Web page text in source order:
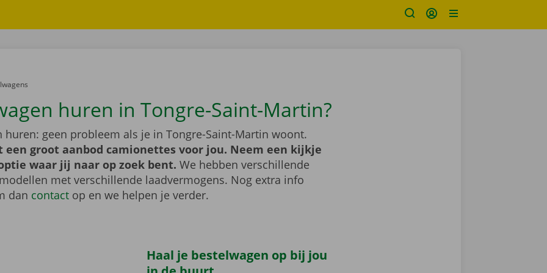
huren in Tongre-Saint-Martin?
huren: geen probleem als je in Tongre-Saint-Martin woont.
een groot aanbod camionettes voor jou. Neem een kijkje
waar jij naar op zoek bent. We hebben verschillende
met verschillende laadvermogens. Nog extra info
dan contactop en we helpen je verder.
Haal je bestelwagen op bij jou